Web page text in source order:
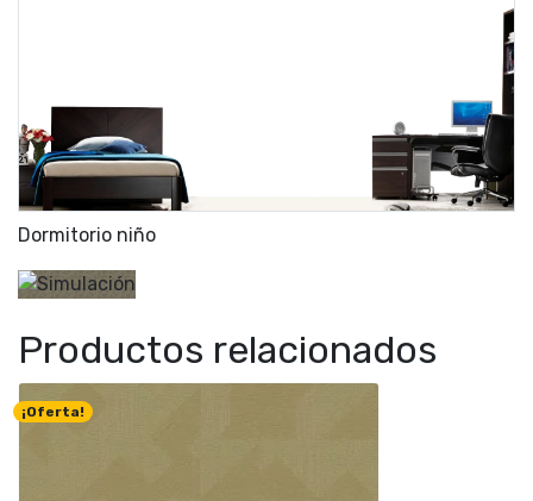
Dormitorio niño
Productos relacionados
¡Oferta!